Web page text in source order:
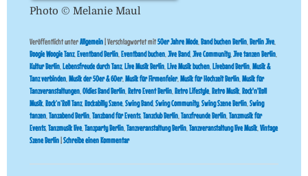
Photo © Melanie Maul
Veröffentlicht unterAllgemein Verschlagwortet mit50er Jahre Mode,Band buchen Berlin,Berlin Jive,
Boogie Woogie Tanz, Eventband Berlin, Eventband buchen,Jive Band,Jive Community,Jive tanzen Berlin,
Kultur Berlin, Lebensfreude durch Tanz, Live Musik Berlin, Live Musik buchen, Liveband Berlin,Musik &
Tanz verbinden,Musik der 50er & 60er,Musik für Firmenfeier,Musik für Hochzeit Berlin,Musik für
Tanzveranstaltungen,Oldies Band Berlin,Retro Event Berlin,Retro Lifestyle,Retro Musik,Rock'n'Roll
Musik,Rock’n’Roll Tanz,Rockabilly Szene,Swing Band,Swing Community,Swing Szene Berlin,Swing
tanzen,Tanzabend Berlin,Tanzband für Events,Tanzclub Berlin,Tanzfreunde Berlin,Tanzmusik für
Events,Tanzmusik live,Tanzparty Berlin,Tanzveranstaltung Berlin,Tanzveranstaltung live Musik,Vintage
Szene Berlin Schreibe einen Kommentar